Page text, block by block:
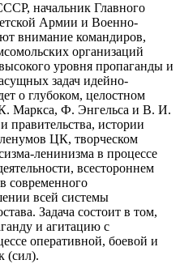
начальник Главного
Армии и Военно-
внимание командиров,
организаций
уровня пропаганды и
задач идейно-
о глубоком, целостном
Маркса, Ф. Энгельса и В. И.
правительства, истории
ЦК, творческом
ленинизма в процессе
всестороннем
современного
всей системы
Задача состоит в том,
и агитацию с
оперативной, боевой и
(сил).